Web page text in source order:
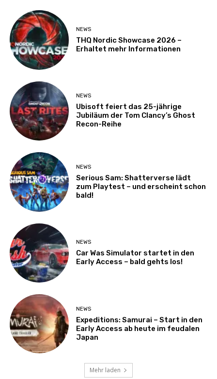
NEWS
THQ Nordic Showcase 2026 –
Erhaltet mehr Informationen
NEWS
Ubisoft feiert das 25-jährige
Jubiläum der Tom Clancy’s Ghost
Recon-Reihe
NEWS
Serious Sam: Shatterverse lädt
zum Playtest – und erscheint schon
bald!
NEWS
Car Was Simulator startet in den
Early Access – bald gehts los!
NEWS
Expeditions: Samurai – Start in den
Early Access ab heute im feudalen
Japan
Mehr laden